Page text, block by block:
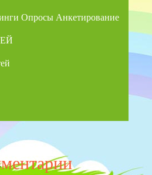
Опросы Анкетирование